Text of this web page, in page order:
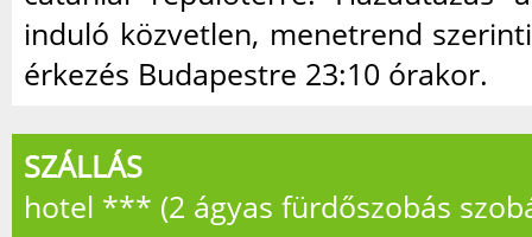
induló közvetlen, menetrend
érkezés Budapestre 23:10 órakor.
SZÁLLÁS
hotel *** (2 ágyas fürdőszobás